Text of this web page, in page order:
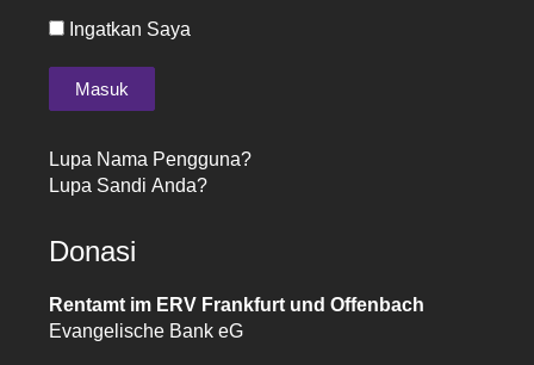
Ingatkan Saya
Lupa Nama Pengguna?
Lupa Sandi Anda?
Donasi
Rentamt im ERV Frankfurt und Offenbach
Evangelische Bank eG